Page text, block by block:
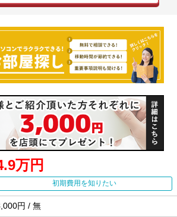
万円
初期費用を知りたい
円 / 無